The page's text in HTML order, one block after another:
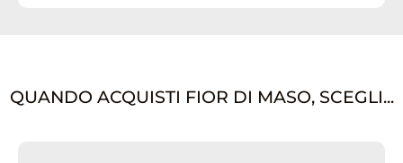
QUANDO ACQUISTI FIOR DI MASO, SCEGLI...